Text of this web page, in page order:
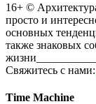
16+ ©
просто и
основных
также знаковых
Свяжитесь с нами:
Time Machine